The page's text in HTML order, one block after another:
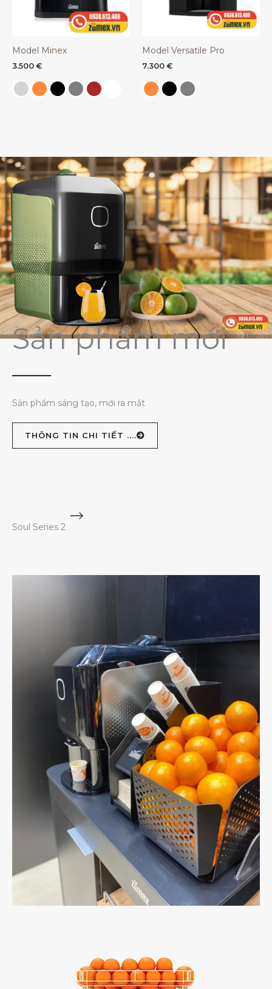
Model Minex
3.500 €
Model Versatile Pro
7.300 €
Sản phẩm mới
Sản phẩm sáng tạo, mới ra mắt
THÔNG TIN CHI TIẾT ....
Soul Series 2